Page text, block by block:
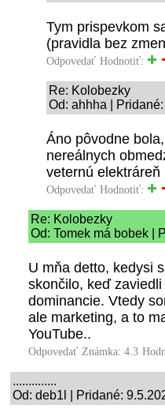
Tym prispevkom
(pravidla bez
Odpovedať Hodnotiť:
Re: Kolobezky
Od: ahhha |
Áno pôvodne
nereálnych
veternú elektráreň
Odpovedať Hodnotiť:
Re: Kolobezky
Od: Tomek má bobek |
U mňa detto, kedysi
skončilo, keď
dominancie. Vtedy
ale marketing, a to
YouTube..
Odpovedať Známka: 4.3
..............
Od: deb1l | Pridané: